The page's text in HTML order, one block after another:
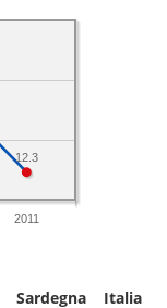
2011
12.3
Sardegna Italia